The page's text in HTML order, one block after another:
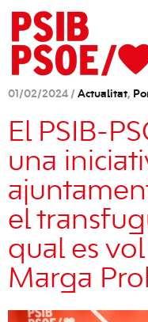
01/02/2024 / Actualitat,
El PSIB-
una
el
qual es
Marga